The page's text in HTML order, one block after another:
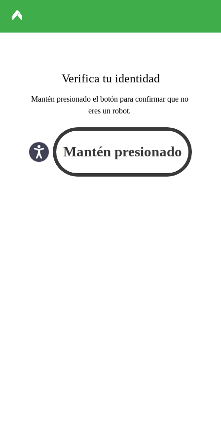
Verifica tu identidad
Mantén presionado el botón para confirmar que no
eres un robot.